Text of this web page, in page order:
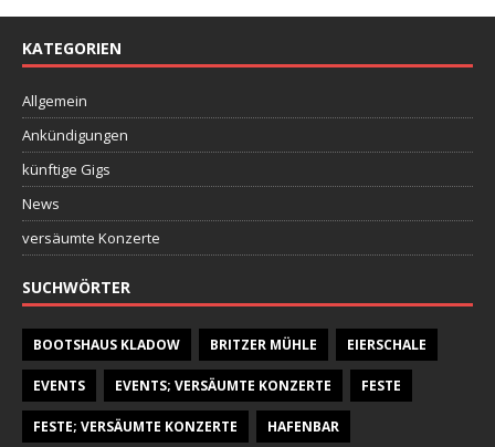
KATEGORIEN
Allgemein
Ankündigungen
künftige Gigs
News
versäumte Konzerte
SUCHWÖRTER
BOOTSHAUS KLADOW BRITZER MÜHLE EIERSCHALE
EVENTS EVENTS; VERSÄUMTE KONZERTE FESTE
FESTE; VERSÄUMTE KONZERTE HAFENBAR